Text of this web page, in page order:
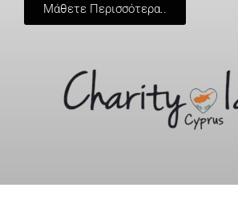
Μάθετε Περισσότερα..